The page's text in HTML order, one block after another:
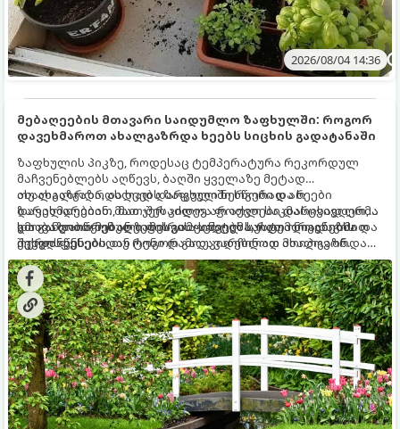
2026/08/04 14:36
მებაღეების მთავარი საიდუმლო ზაფხულში: როგორ
დავეხმაროთ ახალგაზრდა ხეებს სიცხის გადატანაში
ზაფხულის პიკზე, როდესაც ტემპერატურა რეკორდულ
მაჩვენებლებს აღწევს, ბაღში ყველაზე მეტად
ახალგაზრდა, ახლად დარგული ნერგები და ხეები
ზარალდებიან. მათ ჯერ კიდევ არ აქვთ საკმარისად ღრმა
და განვითარებული ფესვთა სისტემა, რათა ნიადაგის
ქვედა ფენებიდან ტენი დამოუკიდებლად მოიპოვონ.
თუ ახალგაზრდა ხეებს ზაფხულში სწორად არ
დავეხმარებით, მათ შესაძლოა ფოთლები დასცვივდეთ,
ხმობა დაიწყონ ან ზამთრის ყინვებს სუსტი ორგანიზმით
შეხვდნენ.
გთავაზობთ მებაღეების გამოცდილ საიდუმლოებებსა და
ოქროს წესებს, თუ როგორ გადავარჩინოთ ახალგაზრდა
ხეები ზაფხულის სიცხეში: